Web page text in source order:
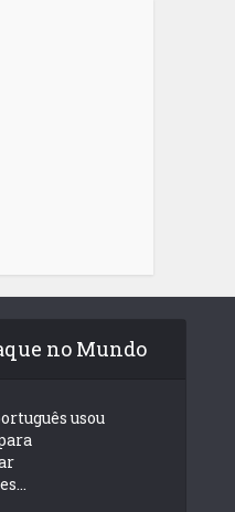
no Mundo
usou